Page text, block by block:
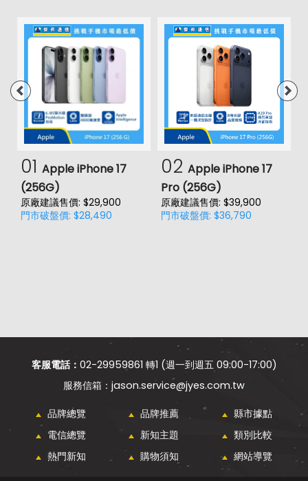
01 Apple iPhone 17
(256G)
原廠建議售價: $29,900
門市破盤價: $28,490
02 Apple iPhone 17
Pro (256G)
原廠建議售價: $39,900
門市破盤價: $36,790
客服電話： 02-29959861 轉1 (週一到週五 09:00-17:00)
jason.service@jyes.com.tw
品牌總覽 品牌推薦
縣市據點
電信總覽
新知主題
類別比較
熱門新知
購物須知 網站導覽